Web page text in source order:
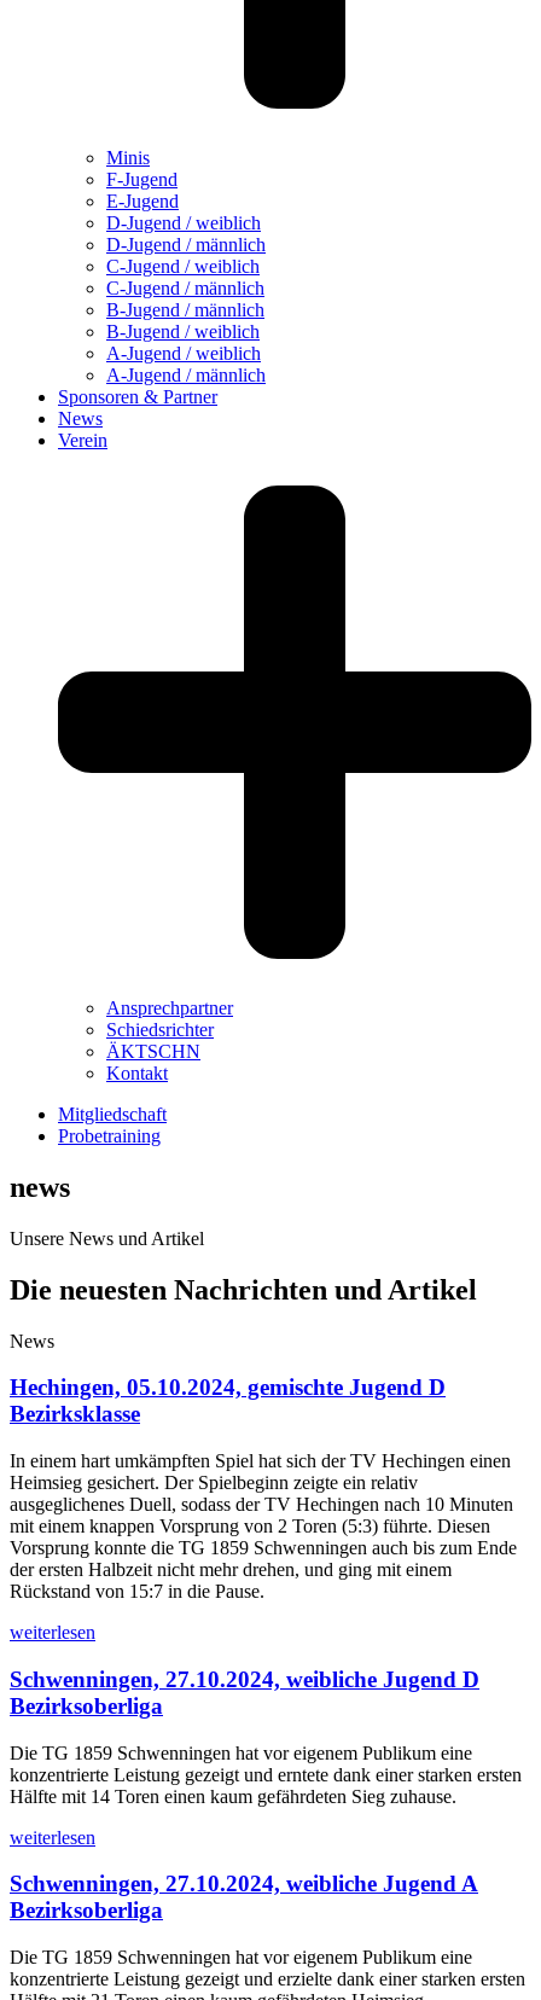
Minis
F-Jugend
E-Jugend
D-Jugend / weiblich
D-Jugend / männlich
C-Jugend / weiblich
C-Jugend / männlich
B-Jugend / männlich
B-Jugend / weiblich
A-Jugend / weiblich
A-Jugend / männlich
Sponsoren & Partner
News
Verein
Ansprechpartner
Schiedsrichter
ÄKTSCHN
Kontakt
Mitgliedschaft
Probetraining
news
Unsere News und Artikel
Die neuesten Nachrichten und Artikel
News
Hechingen, 05.10.2024, gemischte Jugend D
Bezirksklasse
In einem hart umkämpften Spiel hat sich der TV Hechingen einen
Heimsieg gesichert. Der Spielbeginn zeigte ein relativ
ausgeglichenes Duell, sodass der TV Hechingen nach 10 Minuten
mit einem knappen Vorsprung von 2 Toren (5:3) führte. Diesen
Vorsprung konnte die TG 1859 Schwenningen auch bis zum Ende
der ersten Halbzeit nicht mehr drehen, und ging mit einem
Rückstand von 15:7 in die Pause.
weiterlesen
Schwenningen, 27.10.2024, weibliche Jugend D
Bezirksoberliga
Die TG 1859 Schwenningen hat vor eigenem Publikum eine
konzentrierte Leistung gezeigt und erntete dank einer starken ersten
Hälfte mit 14 Toren einen kaum gefährdeten Sieg zuhause.
weiterlesen
Schwenningen, 27.10.2024, weibliche Jugend A
Bezirksoberliga
Die TG 1859 Schwenningen hat vor eigenem Publikum eine
konzentrierte Leistung gezeigt und erzielte dank einer starken ersten